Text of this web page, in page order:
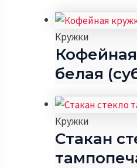
Кружки
белая
Кружки
Стакан